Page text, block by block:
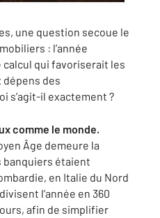
une question secoue le
: l’année
calcul qui favoriserait les
des
s’agit-il exactement ?
comme le monde.
Âge demeure la
banquiers étaient
en Italie du Nord
l’année en 360
afin de simplifier